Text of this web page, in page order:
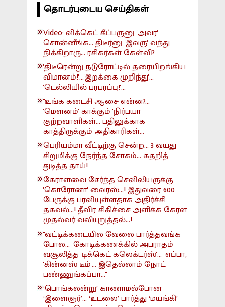
தொடர்புடைய செய்திகள்
Video: விக்கெட் கீப்பருனு 'அவர'
சொன்னீங்க... திடீர்னு 'இவரு' வந்து
நிக்கிறாரு... ரசிகர்கள் கேள்வி?
'திடீரென்று நடுரோட்டில் தரையிறங்கிய
விமானம்!'...'இறக்கை முறிந்து'...
'டெல்லியில் பரபரப்பு!'...
"உங்க கடைசி ஆசை என்ன?..."
'மௌனம்' காக்கும் 'நிர்பயா'
குற்றவாளிகள்... பதிலுக்காக
காத்திருக்கும் அதிகாரிகள்...
பெரியம்மா வீட்டிற்கு சென்ற... 3 வயது
சிறுமிக்கு நேர்ந்த சோகம்... கதறித்
துடித்த தாய்!
கேராளவை சேர்ந்த செவிலியருக்கு
'கொரோனா' வைரஸ்...! இதுவரை 600
பேருக்கு பரவியுள்ளதாக அதிர்ச்சி
தகவல்...! தீவிர சிகிச்சை அளிக்க கேரள
முதல்வர் வலியுறுத்தல்...!
"வட்டிக்கடையில வேலை பார்த்தவங்க
போல..." கோடிக்கணக்கில் அபராதம்
வசூலித்த 'டிக்கெட் கலெக்டர்ஸ்'... "எப்பா,
'கின்னஸ் டீம்'... இதெல்லாம் நோட்
பண்ணுங்கப்பா..."
‘பொங்கலன்று’ காணாமல்போன
‘இளைஞர்’... ‘உடலை’ பார்த்து ‘மயங்கி’